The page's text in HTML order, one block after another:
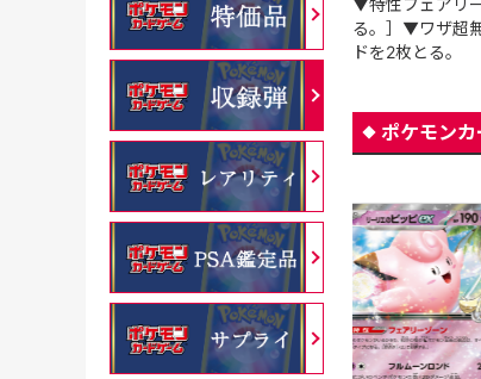
▼特性フェアリ
る。］▼ワザ超
ドを2枚とる。
ポケモン